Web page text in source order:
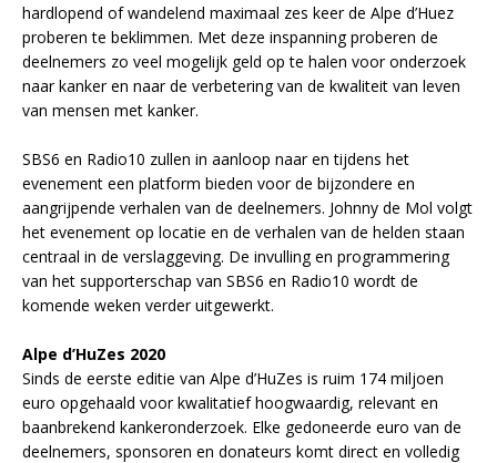
hardlopend of wandelend maximaal zes keer de Alpe d’Huez
proberen te beklimmen. Met deze inspanning proberen de
deelnemers zo veel mogelijk geld op te halen voor onderzoek
naar kanker en naar de verbetering van de kwaliteit van leven
van mensen met kanker.
SBS6 en Radio10 zullen in aanloop naar en tijdens het
evenement een platform bieden voor de bijzondere en
aangrijpende verhalen van de deelnemers. Johnny de Mol volgt
het evenement op locatie en de verhalen van de helden staan
centraal in de verslaggeving. De invulling en programmering
van het supporterschap van SBS6 en Radio10 wordt de
komende weken verder uitgewerkt.
Alpe d’HuZes 2020
Sinds de eerste editie van Alpe d’HuZes is ruim 174 miljoen
euro opgehaald voor kwalitatief hoogwaardig, relevant en
baanbrekend kankeronderzoek. Elke gedoneerde euro van de
deelnemers, sponsoren en donateurs komt direct en volledig